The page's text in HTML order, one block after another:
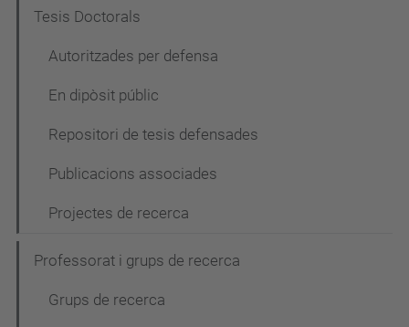
Tesis Doctorals
Autoritzades per defensa
En dipòsit públic
Repositori de tesis defensades
Publicacions associades
Projectes de recerca
Professorat i grups de recerca
Grups de recerca